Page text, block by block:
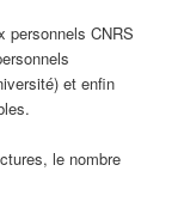
personnels CNRS
et enfin
le nombre